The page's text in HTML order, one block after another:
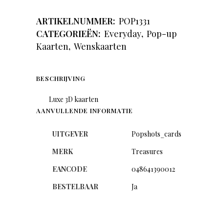
ARTIKELNUMMER: POP1331
CATEGORIEËN: Everyday, Pop-up
Kaarten, Wenskaarten
BESCHRIJVING
Luxe 3D kaarten
AANVULLENDE INFORMATIE
UITGEVER
Popshots_cards
MERK
Treasures
EANCODE
048641390012
BESTELBAAR
Ja